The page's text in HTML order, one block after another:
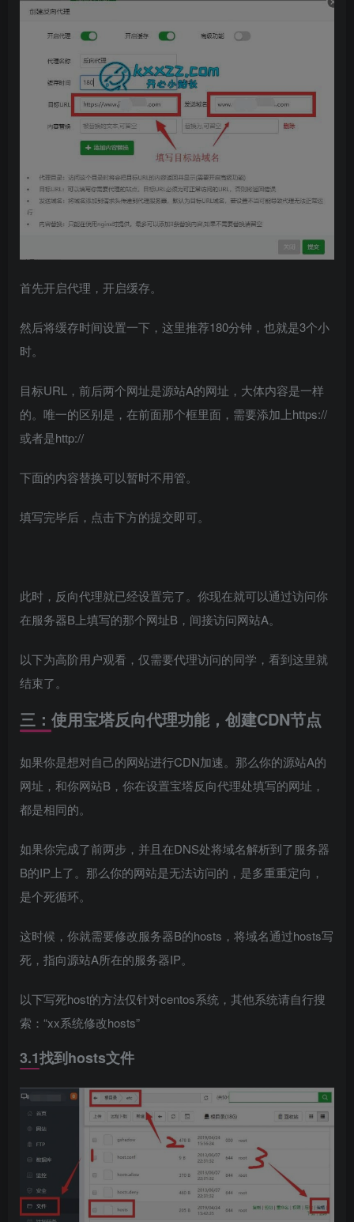
首先开启代理，开启缓存。
然后将缓存时间设置一下，这里推荐180分钟，也就是3个小
时。
目标URL，前后两个网址是源站A的网址，大体内容是一样
的。唯一的区别是，在前面那个框里面，需要添加上https://
或者是http://
下面的内容替换可以暂时不用管。
填写完毕后，点击下方的提交即可。
此时，反向代理就已经设置完了。你现在就可以通过访问你
在服务器B上填写的那个网址B，间接访问网站A。
以下为高阶用户观看，仅需要代理访问的同学，看到这里就
结束了。
三：使用宝塔反向代理功能，创建CDN节点
如果你是想对自己的网站进行CDN加速。那么你的源站A的
网址，和你网站B，你在设置宝塔反向代理处填写的网址，
都是相同的。
如果你完成了前两步，并且在DNS处将域名解析到了服务器
B的IP上了。那么你的网站是无法访问的，是多重重定向，
是个死循环。
这时候，你就需要修改服务器B的hosts，将域名通过hosts写
死，指向源站A所在的服务器IP。
以下写死host的方法仅针对centos系统，其他系统请自行搜
索：“xx系统修改hosts”
3.1找到hosts文件